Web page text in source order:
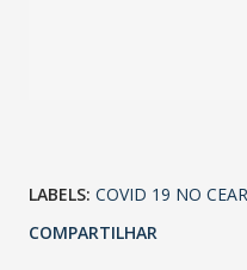
LABELS: COVID 19 NO
COMPARTILHAR